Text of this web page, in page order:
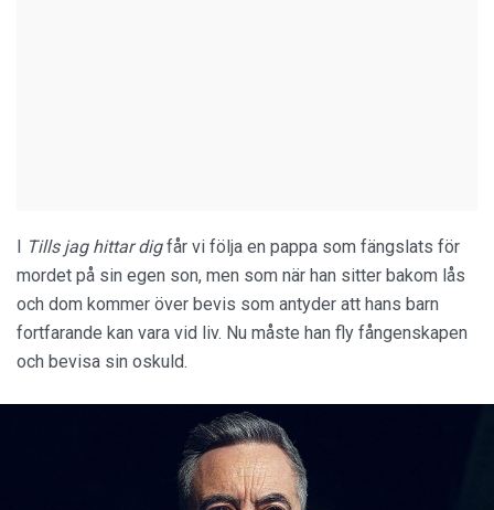
I Tills jag hittar digfår vi följa en pappa som fängslats för
mordet på sin egen son, men som när han sitter bakom lås
och dom kommer över bevis som antyder att hans barn
fortfarande kan vara vid liv. Nu måste han fly fångenskapen
och bevisa sin oskuld.